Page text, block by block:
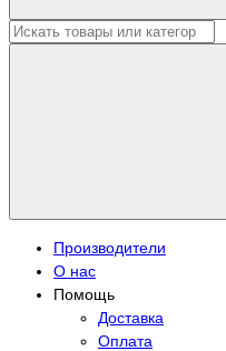
Производители
О нас
Помощь
Доставка
Оплата